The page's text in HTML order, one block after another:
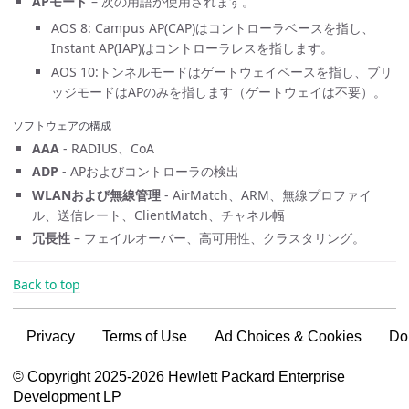
VSG content for HPE Employees
VSG content for HPE Partners
AOS 8: Campus AP(CAP)はコントローラベースを指し、
Instant AP(IAP)はコントローラレスを指します。
AOS 10:トンネルモードはゲートウェイベースを指し、ブリ
ッジモードはAPのみを指します（ゲートウェイは不要）。
ソフトウェアの構成
AAA - RADIUS、CoA
ADP - APおよびコントローラの検出
WLANおよび無線管理 - AirMatch、ARM、無線プロファイ
ル、送信レート、ClientMatch、チャネル幅
冗長性 – フェイルオーバー、高可用性、クラスタリング。
Back to top
Privacy Terms of Use Ad Choices & Cookies
© Copyright 2025-2026 Hewlett Packard Enterprise
Development LP